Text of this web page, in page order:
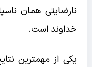
نارضایتی همان
خداوند است.
یکی از مهمترین